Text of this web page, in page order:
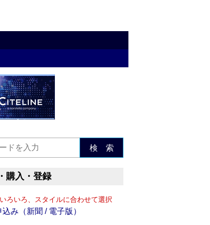
検 索
購入・登録
ろいろ、スタイルに合わせて選択
み（新聞 / 電子版）